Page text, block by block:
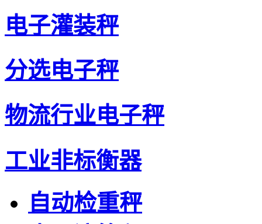
电子灌装秤
分选电子秤
物流行业电子秤
工业非标衡器
自动检重秤